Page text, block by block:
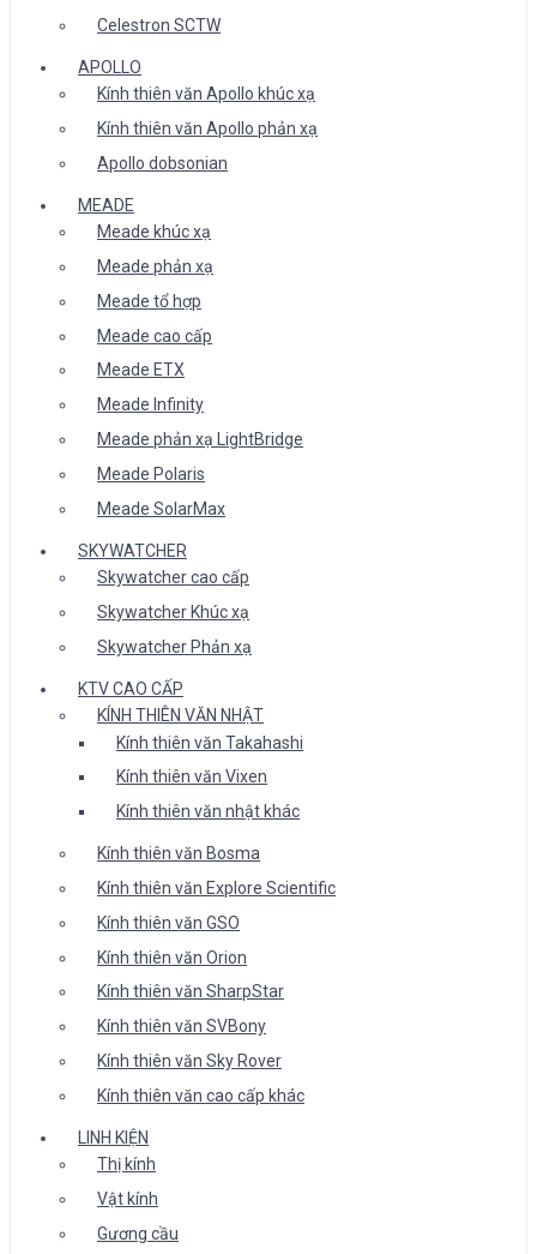
Celestron SCTW
APOLLO
Kính thiên văn Apollo khúc xạ
Kính thiên văn Apollo phản xạ
Apollo dobsonian
MEADE
Meade khúc xạ
Meade phản xạ
Meade tổ hợp
Meade cao cấp
Meade ETX
Meade Infinity
Meade phản xạ LightBridge
Meade Polaris
Meade SolarMax
SKYWATCHER
Skywatcher cao cấp
Skywatcher Khúc xạ
Skywatcher Phản xạ
KTV CAO CẤP
KÍNH THIÊN VĂN NHẬT
Kính thiên văn Takahashi
Kính thiên văn Vixen
Kính thiên văn nhật khác
Kính thiên văn Bosma
Kính thiên văn Explore Scientific
Kính thiên văn GSO
Kính thiên văn Orion
Kính thiên văn SharpStar
Kính thiên văn SVBony
Kính thiên văn Sky Rover
Kính thiên văn cao cấp khác
LINH KIỆN
Thị kính
Vật kính
Gương cầu